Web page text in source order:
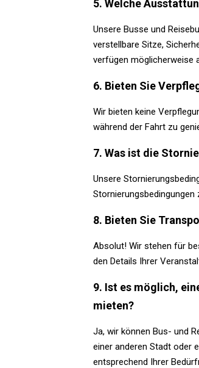
5. Welche
Unsere Busse und
verstellbare Sitze,
verfügen möglicherweise
6. Bieten Sie
Wir bieten keine
während der Fahrt zu
7. Was ist die
Unsere
Stornierungsbedingungen
8. Bieten Sie
Absolut! Wir stehen für
den Details Ihrer
9. Ist es möglich,
mieten?
Ja, wir können Bus- und
einer anderen Stadt oder
entsprechend Ihrer